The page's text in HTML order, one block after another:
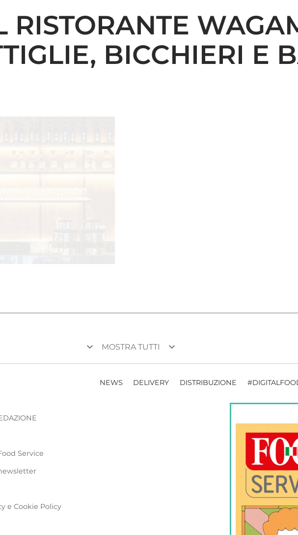
RISTORANTE
BICCHIERI E
keyboard_arrow_down MOSTRA TUTTI keyboard_arrow_down
Service
e Cookie Policy
NEWS DELIVERY DISTRIBUZIONE